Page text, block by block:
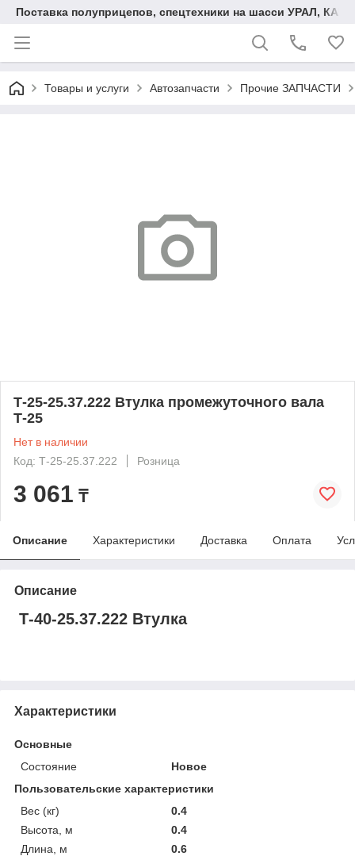
Поставка полуприцепов, спецтехники на шасси УРАЛ,
Товары и услуги Автозапчасти Прочие ЗАПЧАСТИ
Т-25-25.37.222 Втулка промежуточного вала
Т-25
Нет в наличии
Код: Т-25-25.37.222
Розница
3 061 ₸
Описание Характеристики Доставка Оплата
Описание
Т-40-25.37.222 Втулка
Характеристики
Основные
Состояние
Новое
Пользовательские характеристики
Вес (кг)
0.4
Высота, м
0.4
Длина, м
0.6